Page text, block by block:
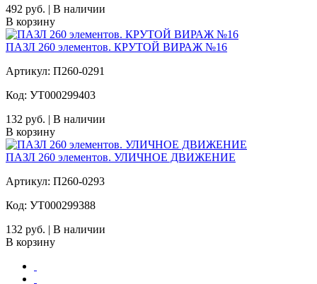
492 руб. | В наличии
В корзину
ПАЗЛ 260 элементов. КРУТОЙ ВИРАЖ №16
Артикул: П260-0291
Код: УТ000299403
132 руб. | В наличии
В корзину
ПАЗЛ 260 элементов. УЛИЧНОЕ ДВИЖЕНИЕ
Артикул: П260-0293
Код: УТ000299388
132 руб. | В наличии
В корзину